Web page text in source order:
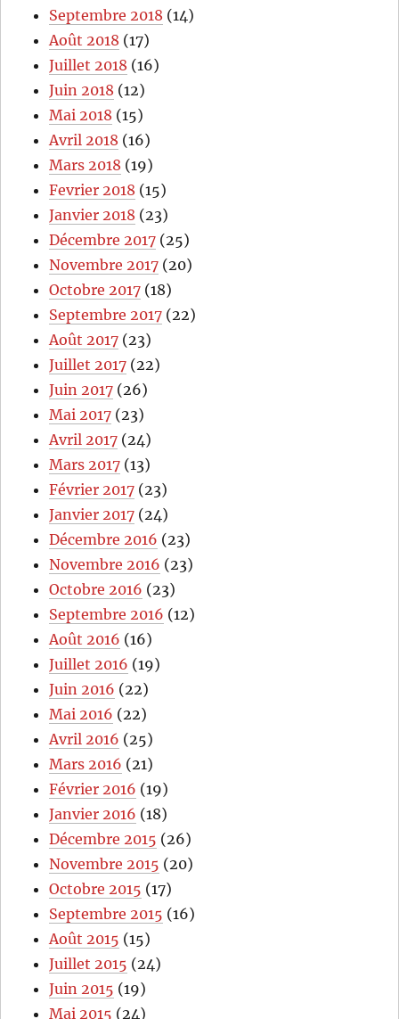
Septembre 2018 (14)
Août 2018 (17)
Juillet 2018 (16)
Juin 2018 (12)
Mai 2018 (15)
Avril 2018 (16)
Mars 2018 (19)
Fevrier 2018 (15)
Janvier 2018 (23)
Décembre 2017 (25)
Novembre 2017 (20)
Octobre 2017 (18)
Septembre 2017 (22)
Août 2017 (23)
Juillet 2017 (22)
Juin 2017 (26)
Mai 2017 (23)
Avril 2017 (24)
Mars 2017 (13)
Février 2017 (23)
Janvier 2017 (24)
Décembre 2016 (23)
Novembre 2016 (23)
Octobre 2016 (23)
Septembre 2016 (12)
Août 2016 (16)
Juillet 2016 (19)
Juin 2016 (22)
Mai 2016 (22)
Avril 2016 (25)
Mars 2016 (21)
Février 2016 (19)
Janvier 2016 (18)
Décembre 2015 (26)
Novembre 2015 (20)
Octobre 2015 (17)
Septembre 2015 (16)
Août 2015 (15)
Juillet 2015 (24)
Juin 2015 (19)
Mai 2015 (24)